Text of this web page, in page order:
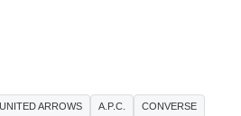
ARROWS A.P.C. CONVERSE